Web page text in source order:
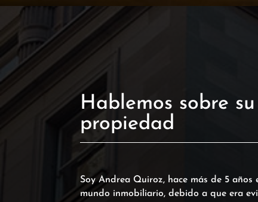
Hablemos sobre su
propiedad
Soy Andrea Quiroz, hace más de 5 años
mundo inmobiliario, debido a que era